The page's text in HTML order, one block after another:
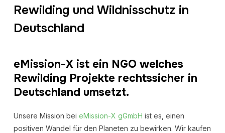
Rewilding und Wildnisschutz in
Deutschland
eMission-X ist ein NGO welches
Rewilding Projekte rechtssicher in
Deutschland umsetzt.
Unsere Mission bei eMission-X gGmbH ist es, einen
positiven Wandel für den Planeten zu bewirken. Wir kaufen